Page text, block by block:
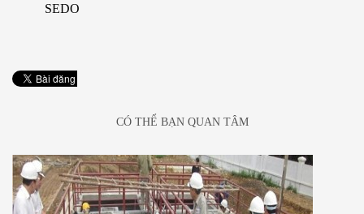
SEDO
CÓ THỂ BẠN QUAN TÂM